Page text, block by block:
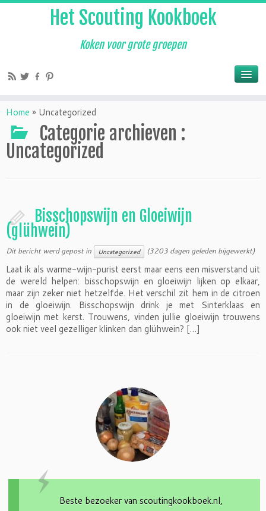
Het Scouting Kookboek
Koken voor grote groepen
Home » Uncategorized
Categorie archieven :
Uncategorized
Bisschopswijn en Gloeiwijn
(glühwein)
Dit bericht werd gepost in Uncategorized (3203 dagen geleden bijgewerkt)
Laat ik als warme-wijn-purist eerst maar eens een misverstand uit
de wereld helpen: bisschopswijn en gloeiwijn lijken op elkaar,
maar zijn zeker niet hetzelfde. Het verschil zit hem in de citroen
in de gloeiwijn. Bisschopswijn drink je met Sinterklaas en
gloeiwijn met kerst. Trouwens, vinden jullie gloeiwijn trouwens
ook niet veel gezelliger klinken dan glühwein? […]
Beste bezoeker van scoutingkookboek.nl,